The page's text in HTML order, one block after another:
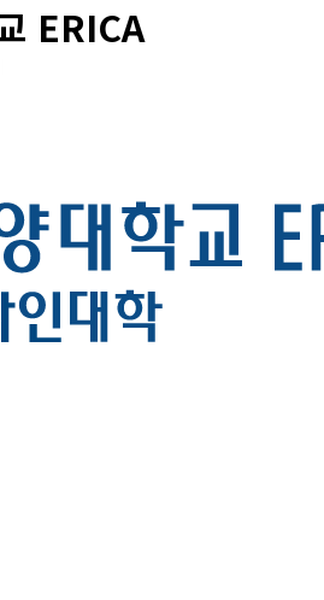
ERICA